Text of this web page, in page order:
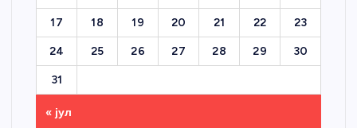
17 18 19 20 21 22 23
24 25 26 27 28 29 30
31
« јул